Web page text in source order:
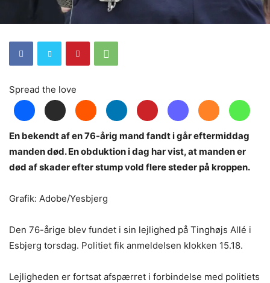
Spread the love
En bekendt af en 76-årig mand fandt i går eftermiddag
manden død. En obduktion i dag har vist, at manden er
død af skader efter stump vold flere steder på kroppen.
Grafik: Adobe/Yesbjerg
Den 76-årige blev fundet i sin lejlighed på Tinghøjs Allé i
Esbjerg torsdag. Politiet fik anmeldelsen klokken 15.18.
Lejligheden er fortsat afspærret i forbindelse med politiets